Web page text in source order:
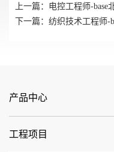
上一篇： 电控工程师-base
下一篇： 纺织技术工程师-
产品中心
工程项目